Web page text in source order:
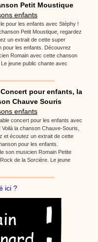
Petit Moustique
enfants
pour les enfants avec Stéphy !
Petit Moustique, regardez
un extrait de cette super
pour les enfants. Découvrez
Romain avec cette chanson
jeune public chante avec
Concert pour enfants, la
Chauve Souris
enfants
concert pour les enfants avec
Voilà la chanson Chauve-Souris,
et écoutez un extrait de cette
pour les enfants.
son musicien Romain Petite
de la Sorcière. Le jeune
ici ?